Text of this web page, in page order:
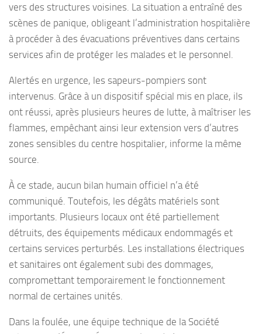
vers des structures voisines. La situation a entraîné des
scènes de panique, obligeant l’administration hospitalière
à procéder à des évacuations préventives dans certains
services afin de protéger les malades et le personnel.
Alertés en urgence, les sapeurs-pompiers sont
intervenus. Grâce à un dispositif spécial mis en place, ils
ont réussi, après plusieurs heures de lutte, à maîtriser les
flammes, empêchant ainsi leur extension vers d’autres
zones sensibles du centre hospitalier, informe la même
source.
À ce stade, aucun bilan humain officiel n’a été
communiqué. Toutefois, les dégâts matériels sont
importants. Plusieurs locaux ont été partiellement
détruits, des équipements médicaux endommagés et
certains services perturbés. Les installations électriques
et sanitaires ont également subi des dommages,
compromettant temporairement le fonctionnement
normal de certaines unités.
Dans la foulée, une équipe technique de la Société